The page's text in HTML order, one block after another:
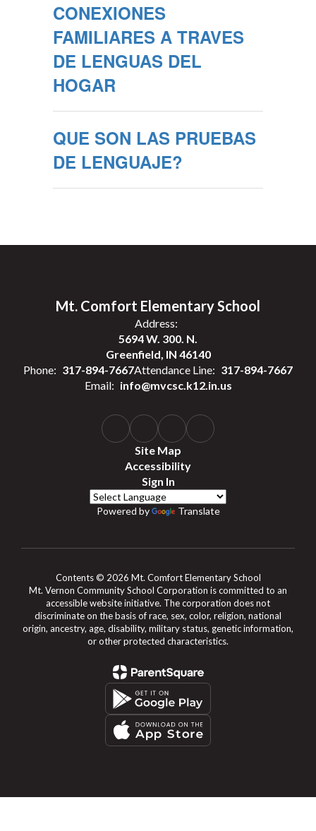
CONEXIONES
FAMILIARES A TRAVES
DE LENGUAS DEL
HOGAR
QUE SON LAS PRUEBAS
DE LENGUAJE?
Mt. Comfort Elementary School
Address:
5694 W. 300. N.
Greenfield, IN 46140
Phone: 317-894-7667Attendance Line: 317-894-7667
Email: info@mvcsc.k12.in.us
Site Map
Accessibility
Sign In
Powered by Translate
Contents © 2026 Mt. Comfort Elementary School
Mt. Vernon Community School Corporation is committed to an
accessible website initiative. The corporation does not
discriminate on the basis of race, sex, color, religion, national
origin, ancestry, age, disability, military status, genetic information,
or other protected characteristics.